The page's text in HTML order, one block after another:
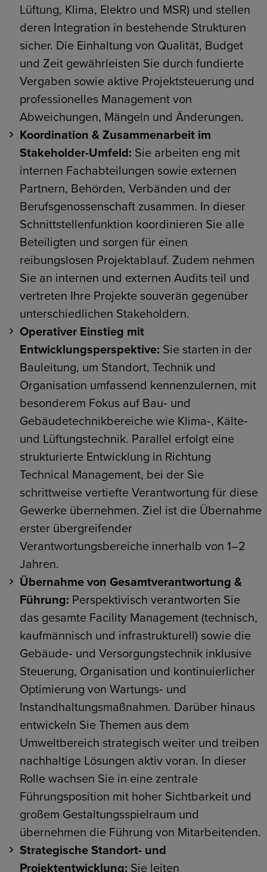
Lüftung, Klima, Elektro und MSR) und stellen
deren Integration in bestehende Strukturen
sicher. Die Einhaltung von Qualität, Budget
und Zeit gewährleisten Sie durch fundierte
Vergaben sowie aktive Projektsteuerung und
professionelles Management von
Abweichungen, Mängeln und Änderungen.
Koordination & Zusammenarbeit im
Stakeholder-Umfeld: Sie arbeiten eng mit
internen Fachabteilungen sowie externen
Partnern, Behörden, Verbänden und der
Berufsgenossenschaft zusammen. In dieser
Schnittstellenfunktion koordinieren Sie alle
Beteiligten und sorgen für einen
reibungslosen Projektablauf. Zudem nehmen
Sie an internen und externen Audits teil und
vertreten Ihre Projekte souverän gegenüber
unterschiedlichen Stakeholdern.
Operativer Einstieg mit
Entwicklungsperspektive: Sie starten in der
Bauleitung, um Standort, Technik und
Organisation umfassend kennenzulernen, mit
besonderem Fokus auf Bau‑ und
Gebäudetechnikbereiche wie Klima‑, Kälte‑
und Lüftungstechnik. Parallel erfolgt eine
strukturierte Entwicklung in Richtung
Technical Management, bei der Sie
schrittweise vertiefte Verantwortung für diese
Gewerke übernehmen. Ziel ist die Übernahme
erster übergreifender
Verantwortungsbereiche innerhalb von 1–2
Jahren.
Übernahme von Gesamtverantwortung &
Führung: Perspektivisch verantworten Sie
das gesamte Facility Management (technisch,
kaufmännisch und infrastrukturell) sowie die
Gebäude‑ und Versorgungstechnik inklusive
Steuerung, Organisation und kontinuierlicher
Optimierung von Wartungs‑ und
Instandhaltungsmaßnahmen. Darüber hinaus
entwickeln Sie Themen aus dem
Umweltbereich strategisch weiter und treiben
nachhaltige Lösungen aktiv voran. In dieser
Rolle wachsen Sie in eine zentrale
Führungsposition mit hoher Sichtbarkeit und
großem Gestaltungsspielraum und
übernehmen die Führung von Mitarbeitenden.
Strategische Standort- und
Projektentwicklung: Sie leiten